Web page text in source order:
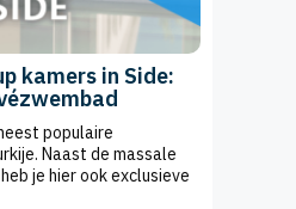
kamers in Side:
populaire
Naast de massale
je hier ook exclusieve